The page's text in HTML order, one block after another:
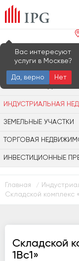
Вас интересуют
услуги в Москве?
Да, верно
Нет
ОФИСНАЯ
ИНДУСТРИАЛЬНАЯ
ЗЕМЕЛЬНЫЕ УЧАСТКИ
ТОРГОВАЯ
ИНВЕСТИЦИОННЫЕ
Главная /
Складской комплекс
Складской
1Вс1»